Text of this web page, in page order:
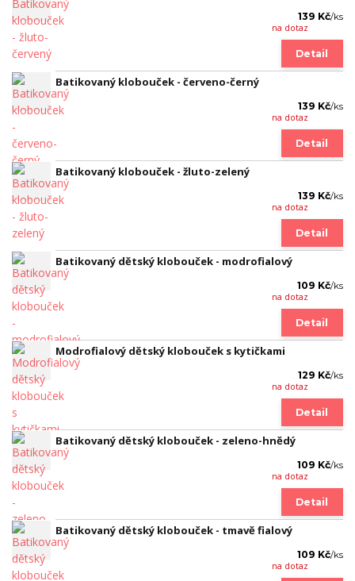
139 Kč/ks
na dotaz
Detail
Batikovaný klobouček - červeno-černý
139 Kč/ks
na dotaz
Detail
Batikovaný klobouček - žluto-zelený
139 Kč/ks
na dotaz
Detail
Batikovaný dětský klobouček - modrofialový
109 Kč/ks
na dotaz
Detail
Modrofialový dětský klobouček s kytičkami
129 Kč/ks
na dotaz
Detail
Batikovaný dětský klobouček - zeleno-hnědý
109 Kč/ks
na dotaz
Detail
Batikovaný dětský klobouček - tmavě fialový
109 Kč/ks
na dotaz